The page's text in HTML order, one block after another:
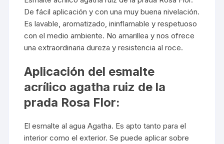
De fácil aplicación y con una muy buena nivelación.
Es lavable, aromatizado, ininflamable y respetuoso
con el medio ambiente. No amarillea y nos ofrece
una extraordinaria dureza y resistencia al roce.
Aplicación del esmalte
acrílico agatha ruiz de la
prada Rosa Flor:
El esmalte al agua Agatha. Es apto tanto para el
interior como el exterior. Se puede aplicar sobre